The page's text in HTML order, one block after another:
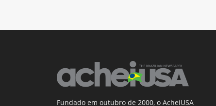
Fundado em outubro de 2000, o AcheiUSA